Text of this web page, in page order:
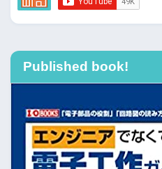
Published book!